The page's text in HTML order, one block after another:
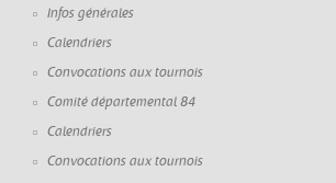
Infos générales
Calendriers
Convocations aux tournois
Comité départemental 84
Calendriers
Convocations aux tournois